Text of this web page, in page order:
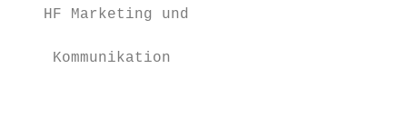
   HF Marketing und
Kommunikation